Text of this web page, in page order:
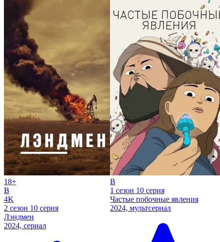
18+
B
4K
2 сезон 10 серия
Лэндмен
2024, сериал
B
1 сезон 10 серия
Частые побочные явления
2024, мультсериал